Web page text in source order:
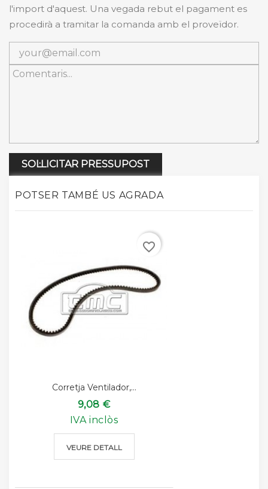
l'import d'aquest. Una vegada rebut el pagament es
procedirà a tramitar la comanda amb el proveïdor.
SOL·LICITAR PRESSUPOST
POTSER TAMBÉ US AGRADA
Corretja Ventilador,...
9,08 €
IVA inclòs
VEURE DETALL
favorite_border